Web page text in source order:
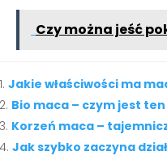
Czy można jeść
Jakie właściwości ma
Bio maca – czym jest
Korzeń maca –
Jak szybko zaczyna